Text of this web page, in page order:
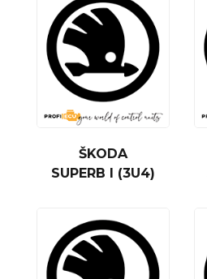
ŠKODA
SUPERB I (3U4)